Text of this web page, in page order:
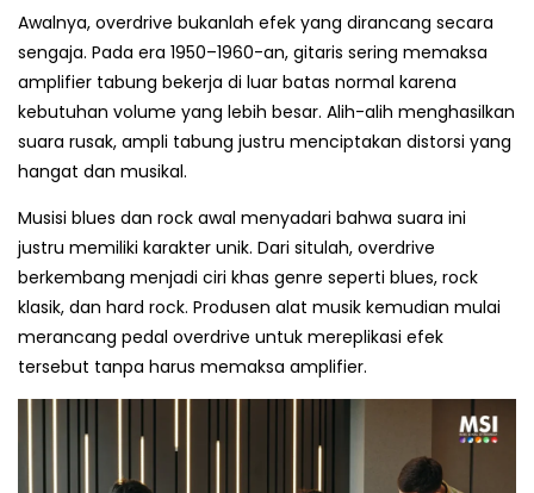
Awalnya, overdrive bukanlah efek yang dirancang secara
sengaja. Pada era 1950–1960-an, gitaris sering memaksa
amplifier tabung bekerja di luar batas normal karena
kebutuhan volume yang lebih besar. Alih-alih menghasilkan
suara rusak, ampli tabung justru menciptakan distorsi yang
hangat dan musikal.
Musisi blues dan rock awal menyadari bahwa suara ini
justru memiliki karakter unik. Dari situlah, overdrive
berkembang menjadi ciri khas genre seperti blues, rock
klasik, dan hard rock. Produsen alat musik kemudian mulai
merancang pedal overdrive untuk mereplikasi efek
tersebut tanpa harus memaksa amplifier.